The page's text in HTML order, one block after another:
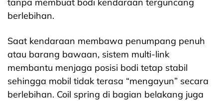
tanpa membuat bodi kendaraan terguncang
berlebihan.
Saat kendaraan membawa penumpang penuh
atau barang bawaan, sistem multi-link
membantu menjaga posisi bodi tetap stabil
sehingga mobil tidak terasa “mengayun” secara
berlebihan. Coil spring di bagian belakang juga